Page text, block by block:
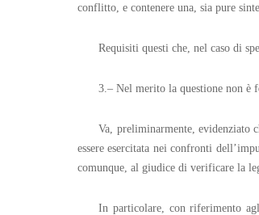
conflitto, e contenere una, sia pure
Requisiti questi che, nel caso di
3.– Nel merito la questione non è
Va, preliminarmente, evidenziato
essere esercitata nei confronti
comunque, al giudice di verificare la
In particolare, con riferimento